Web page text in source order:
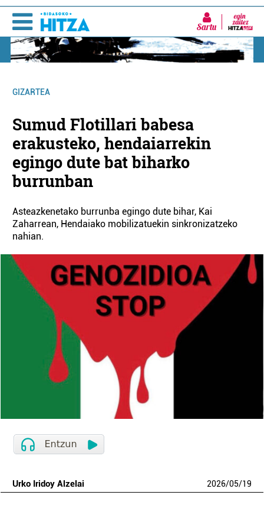
Sartu
GIZARTEA
Sumud Flotillari babesa
erakusteko, hendaiarrekin
egingo dute bat biharko
burrunban
Asteazkenetako burrunba egingo dute bihar, Kai
Zaharrean, Hendaiako mobilizatuekin sinkronizatzeko
nahian.
Urko Iridoy Alzelai 2026/05/19